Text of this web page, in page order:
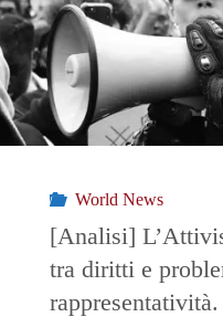
i
diritti
è
World News
[Analisi]
tra diritti e
rappresentatività.